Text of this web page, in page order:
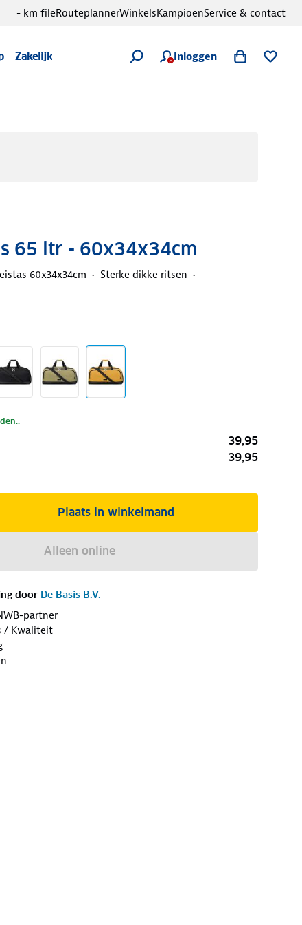
Zakelijk Inloggen
- km fileRouteplannerWinkelsKampioenService & contact
65 ltr - 60x34x34cm
60x34x34cm
Sterke dikke ritsen
39,95
39,95
Plaats in winkelmand
Alleen online
door De Basis B.V.
partner
/ Kwaliteit